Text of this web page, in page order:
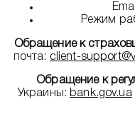
Режим
Обращение к
почта: client-
Обращение к
Украины: bank.gov.ua